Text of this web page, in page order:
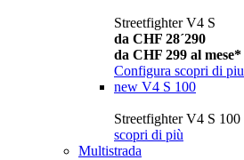
Streetfighter V4 S
da CHF 28´290
da CHF 299 al mese*
Configura scopri di piu
new V4 S 100
Streetfighter V4 S 100
scopri di più
Multistrada